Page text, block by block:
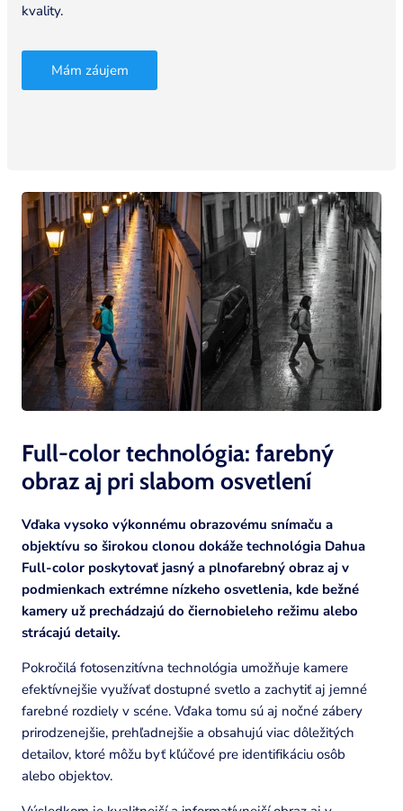
kvality.
Mám záujem
Full-color technológia: farebný
obraz aj pri slabom osvetlení
Vďaka vysoko výkonnému obrazovému snímaču a
objektívu so širokou clonou dokáže technológia Dahua
Full-color poskytovať jasný a plnofarebný obraz aj v
podmienkach extrémne nízkeho osvetlenia, kde bežné
kamery už prechádzajú do čiernobieleho režimu alebo
strácajú detaily.
Pokročilá fotosenzitívna technológia umožňuje kamere
efektívnejšie využívať dostupné svetlo a zachytiť aj jemné
farebné rozdiely v scéne. Vďaka tomu sú aj nočné zábery
prirodzenejšie, prehľadnejšie a obsahujú viac dôležitých
detailov, ktoré môžu byť kľúčové pre identifikáciu osôb
alebo objektov.